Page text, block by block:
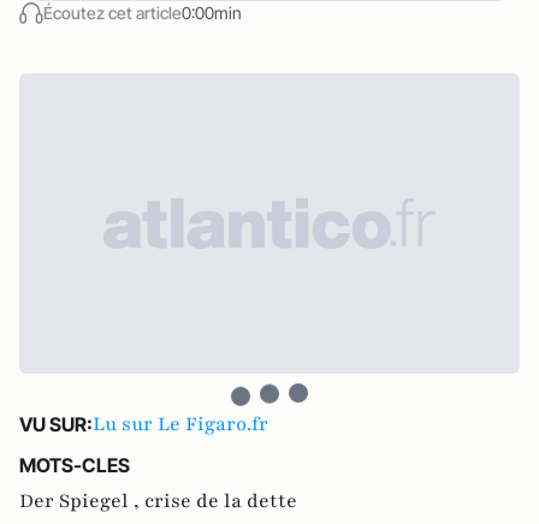
Écoutez cet article0:00min
VU SUR:Lu sur Le Figaro.fr
MOTS-CLES
Der Spiegel , crise de la dette